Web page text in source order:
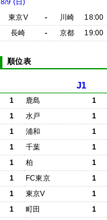
8/9 (日)
東京V
- 川崎 18:00
長崎
- 京都 19:00
順位表
J1
1 鹿島 1
1
水戸 1
1
浦和 1
1
千葉 1
1
柏 1
1
FC東京 1
1
東京V 1
1
町田 1